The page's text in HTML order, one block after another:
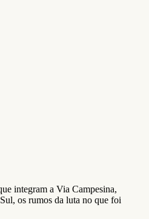
integram a Via Campesina,
os rumos da luta no que foi